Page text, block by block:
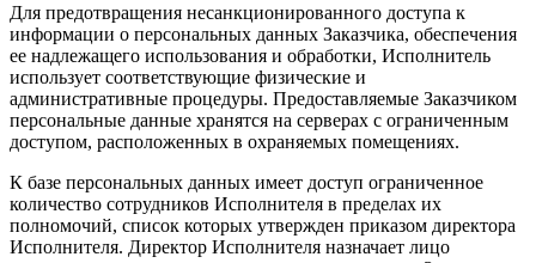
Для предотвращения несанкционированного доступа к
информации о персональных данных Заказчика, обеспечения
ее надлежащего использования и обработки, Исполнитель
использует соответствующие физические и
административные процедуры. Предоставляемые Заказчиком
персональные данные хранятся на серверах с ограниченным
доступом, расположенных в охраняемых помещениях.
К базе персональных данных имеет доступ ограниченное
количество сотрудников Исполнителя в пределах их
полномочий, список которых утвержден приказом директора
Исполнителя. Директор Исполнителя назначает лицо